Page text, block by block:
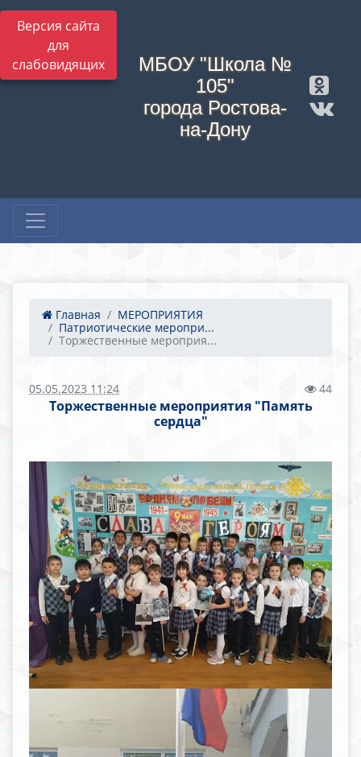
Версия сайта
для
слабовидящих
МБОУ "Школа №
105"
города Ростова-
на-Дону
Главная
МЕРОПРИЯТИЯ
Патриотические меропри...
Торжественные мероприя...
05.05.2023 11:24 44
Торжественные мероприятия "Память
сердца"